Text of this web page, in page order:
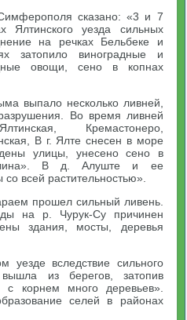
сказано: «3 и 7
уезда сильных
на речках Бельбеке и
затопило виноградные и
овощи, сено в копнах
выпало несколько ливней,
Во время ливней
Кремастонеро,
В г. Ялте снесен в море
улицы, унесено сено в
В д. Алуште и ее
всей растительностью».
прошел сильный ливень.
на р. Чурук-Су причинен
здания, мосты, деревья
вследствие сильного
из берегов, затопив
корнем много деревьев».
селей в районах